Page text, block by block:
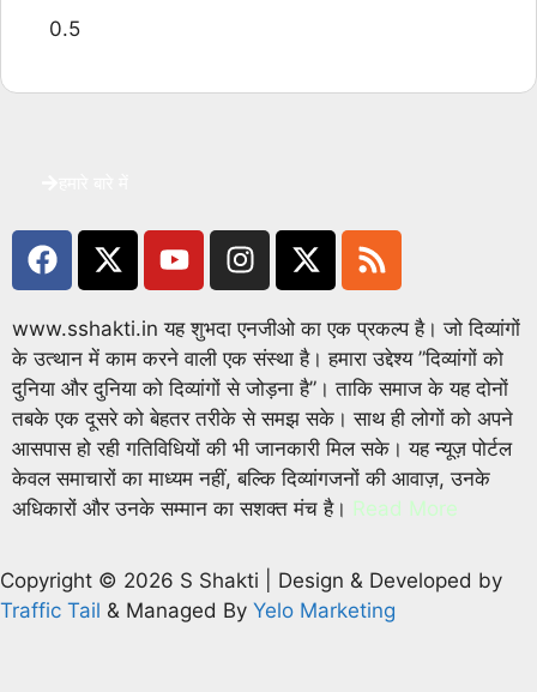
www.sshakti.in यह शुभदा एनजीओ का एक प्रकल्प है। जो दिव्यांगों
के उत्थान में काम करने वाली एक संस्था है। हमारा उद्देश्य ”दिव्यांगों को
दुनिया और दुनिया को दिव्यांगों से जोड़ना है”। ताकि समाज के यह दोनों
तबके एक दूसरे को बेहतर तरीके से समझ सके। साथ ही लोगों को अपने
आसपास हो रही गतिविधियों की भी जानकारी मिल सके। यह न्यूज़ पोर्टल
केवल समाचारों का माध्यम नहीं, बल्कि दिव्यांगजनों की आवाज़, उनके
अधिकारों और उनके सम्मान का सशक्त मंच है। Read More
Copyright © 2026 S Shakti | Design & Developed by
Traffic Tail & Managed By Yelo Marketing